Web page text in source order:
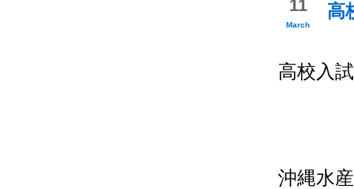
高
11
March
高校入
沖縄水